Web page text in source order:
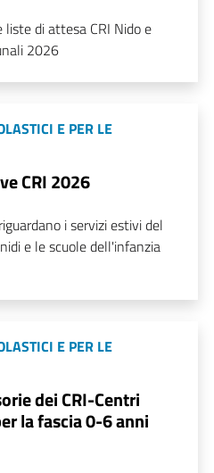
liste di attesa CRI Nido e
2026
E PER LE
CRI 2026
i servizi estivi del
e le scuole dell'infanzia
E PER LE
dei CRI-Centri
la fascia 0-6 anni